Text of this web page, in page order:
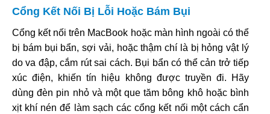
Cổng Kết Nối Bị Lỗi Hoặc Bám Bụi
Cổng kết nối trên MacBook hoặc màn hình ngoài có thể
bị bám bụi bẩn, sợi vải, hoặc thậm chí là bị hỏng vật lý
do va đập, cắm rút sai cách. Bụi bẩn có thể cản trở tiếp
xúc điện, khiến tín hiệu không được truyền đi. Hãy
dùng đèn pin nhỏ và một que tăm bông khô hoặc bình
xịt khí nén để làm sạch các cổng kết nối một cách cẩn